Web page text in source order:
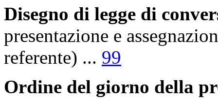
Disegno di legge di
presentazione e
referente) ... 99
Ordine del giorno della